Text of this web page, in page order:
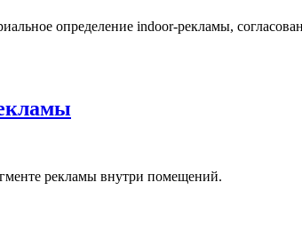
определение indoor-рекламы,
рекламы внутри помещений.